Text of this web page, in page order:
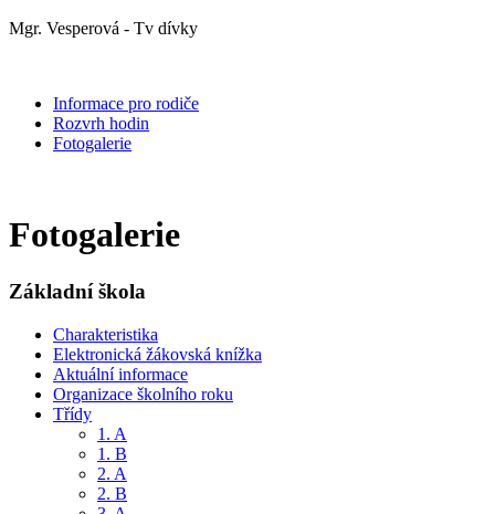
Mgr. Vesperová - Tv dívky
Informace pro rodiče
Rozvrh hodin
Fotogalerie
Fotogalerie
Základní škola
Charakteristika
Elektronická žákovská knížka
Aktuální informace
Organizace školního roku
Třídy
1. A
1. B
2. A
2. B